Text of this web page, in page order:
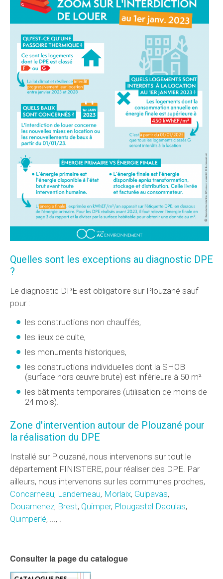
Quelles sont les exceptions au diagnostic DPE
?
Le diagnostic DPE est obligatoire sur Plouzané sauf
pour :
les constructions non chauffés,
les lieux de culte,
les monuments historiques,
les constructions individuelles dont la SHOB
(surface hors œuvre brute) est inférieure à 50 m²
les bâtiments temporaires (utilisation de moins de
24 mois).
Zone d'intervention autour de Plouzané pour
la réalisation du DPE
Installé sur Plouzané, nous intervenons sur tout le
département FINISTERE, pour réaliser des DPE. Par
ailleurs, nous intervenons sur les communes proches,
Concarneau, Landerneau, Morlaix, Guipavas,
Douarnenez, Brest, Quimper, Plougastel Daoulas,
Quimperlé, ..., .
Consulter la page du catalogue